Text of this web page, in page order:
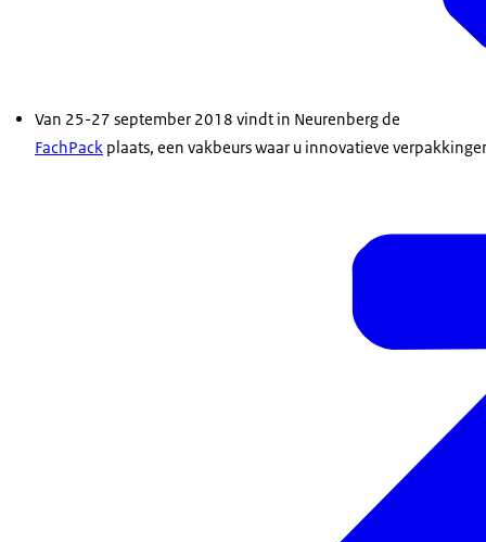
Van 25-27 september 2018 vindt in Neurenberg de
FachPack plaats, een vakbeurs waar u innovatieve